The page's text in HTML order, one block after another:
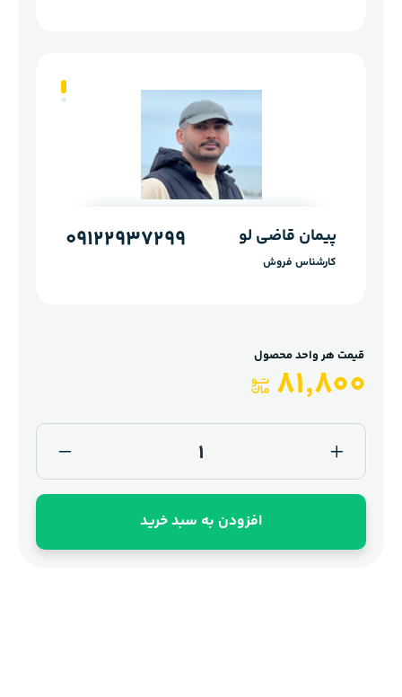
پیمان قاضی لو 09122937299
کارشناس فروش
بهرام قاضی لو 09121232583
کارشناس فروش
قیمت هر واحد محصول
81,800
افزودن به سبد خرید